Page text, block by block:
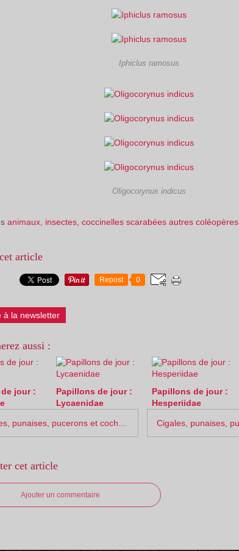
Iphiclus ramosus
Oligocorynus indicus
animaux insectes coccinelles scarabées autres coléopères
article
Repost 0
à la newsletter
aussi :
jour :
Papillons de jour :
Lycaenidae
Papillons de jour :
Hesperiidae
cet article
Ajouter un commentaire